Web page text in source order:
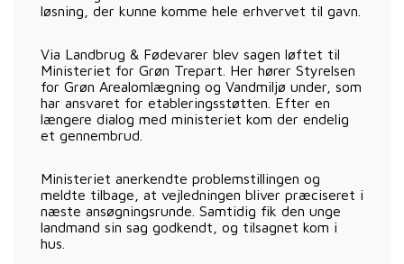
løsning, der kunne komme hele erhvervet til gavn.
Via Landbrug & Fødevarer blev sagen løftet til
Ministeriet for Grøn Trepart. Her hører Styrelsen
for Grøn Arealomlægning og Vandmiljø under, som
har ansvaret for etableringsstøtten. Efter en
længere dialog med ministeriet kom der endelig
et gennembrud.
Ministeriet anerkendte problemstillingen og
meldte tilbage, at vejledningen bliver præciseret i
næste ansøgningsrunde. Samtidig fik den unge
landmand sin sag godkendt, og tilsagnet kom i
hus.